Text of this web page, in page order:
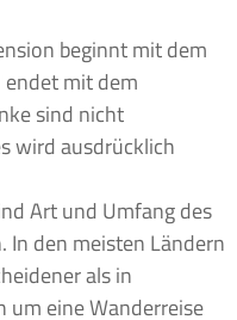
beginnt mit dem
endet mit dem
sind nicht
wird ausdrücklich
Art und Umfang des
In den meisten Ländern
als in
um eine Wanderreise